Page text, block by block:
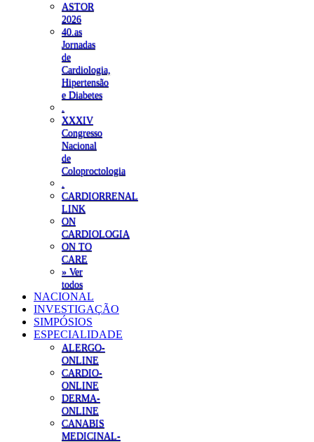
ASTOR
2026
40.as
Jornadas
de
Cardiologia,
Hipertensão
e Diabetes
XXXIV
Congresso
Nacional
de
Coloproctologia
CARDIORRENAL
LINK
ON
CARDIOLOGIA
ON TO
CARE
» Ver
todos
NACIONAL
INVESTIGAÇÃO
SIMPÓSIOS
ESPECIALIDADE
ALERGO-
ONLINE
CARDIO-
ONLINE
DERMA-
ONLINE
CANABIS
MEDICINAL-